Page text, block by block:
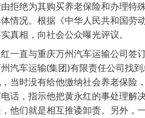
拒绝为其购买养老保险和办理特
情况。根据《中华人民共和国劳
真相，向社会公众曝光评议。
一直与重庆万州汽车运输公司签
汽车运输(集团)有限责任公司找
当时没有给他缴纳社会养老保险
话，指示他把黄永红的事处理解
他们就是相互推诿卸责。另外，